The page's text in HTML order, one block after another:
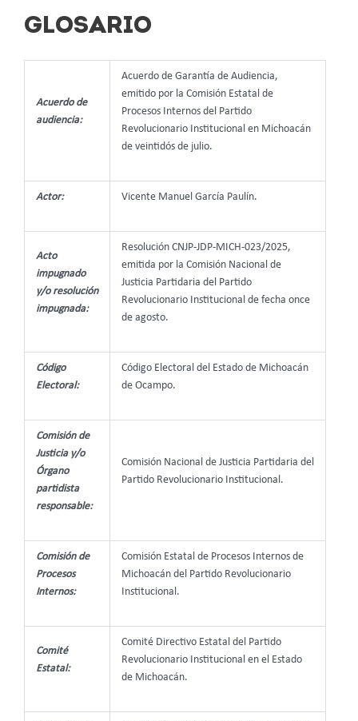
GLOSARIO
Acuerdo de
audiencia:
Acuerdo de Garantía de Audiencia,
emitido por la Comisión Estatal de
Procesos Internos del Partido
Revolucionario Institucional en Michoacán
de veintidós de julio.
Actor: Vicente Manuel García Paulín.
Acto
impugnado
y/o resolución
impugnada:
Resolución CNJP-JDP-MICH-023/2025,
emitida por la Comisión Nacional de
Justicia Partidaria del Partido
Revolucionario Institucional de fecha once
de agosto.
Código
Electoral:
Código Electoral del Estado de Michoacán
de Ocampo.
Comisión de
Justicia y/o
Órgano
partidista
responsable:
Comisión Nacional de Justicia Partidaria del
Partido Revolucionario Institucional.
Comisión de
Procesos
Internos:
Comisión Estatal de Procesos Internos de
Michoacán del Partido Revolucionario
Institucional.
Comité
Estatal:
Comité Directivo Estatal del Partido
Revolucionario Institucional en el Estado
de Michoacán.